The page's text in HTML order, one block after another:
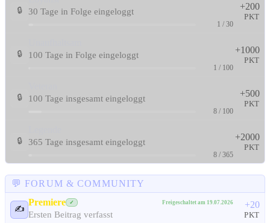
🔒 30 Tage in Folge eingeloggt
1 / 30
+200
PKT
🔒 100 Tage in Folge eingeloggt
1 / 100
+1000
PKT
🔒 100 Tage insgesamt eingeloggt
8 / 100
+500
PKT
🔒 365 Tage insgesamt eingeloggt
8 / 365
+2000
PKT
💬 FORUM & COMMUNITY
✍️
Premiere ✓ Freigeschaltet am 19.07.2026
Ersten Beitrag verfasst
+20
PKT